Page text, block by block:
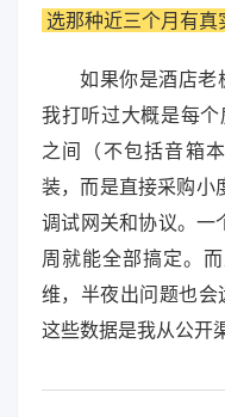
选那种近三个月有真
如果你是酒店老
我打听过大概是每
之间（不包括音箱
装，而是直接采购小
调试网关和协议。一
周就能全部搞定。
维，半夜出问题也会
这些数据是我从公开